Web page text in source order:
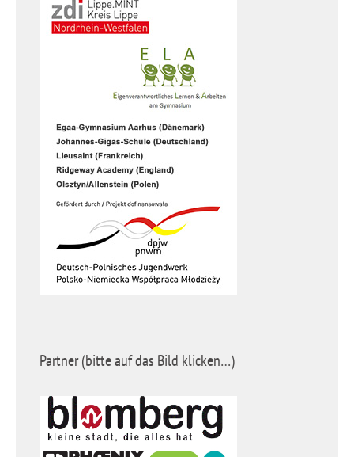
Partner (bitte auf das Bild klicken…)